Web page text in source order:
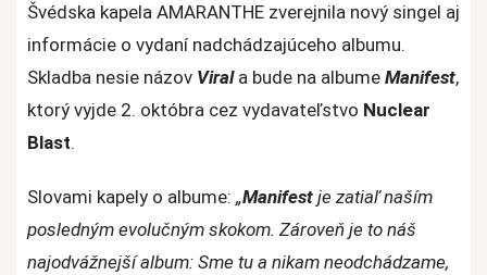
vydali
novú
skladbu
Viral
Švédska kapela AMARANTHE zverejnila nový singel aj
informácie o vydaní nadchádzajúceho albumu.
Skladba nesie názov Virala bude na albume Manifest,
ktorý vyjde 2. októbra cez vydavateľstvo Nuclear
Blast.
Slovami kapely o albume: „Manifest je zatiaľ naším
posledným evolučným skokom. Zároveň je to náš
najodvážnejší album: Sme tu a nikam neodchádzame,